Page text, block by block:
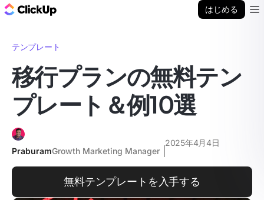
はじめる
テンプレート
移行プランの無料テン
プレート＆例10選
PraburamGrowth Marketing Manager
2025年4月4日
無料テンプレートを入手する